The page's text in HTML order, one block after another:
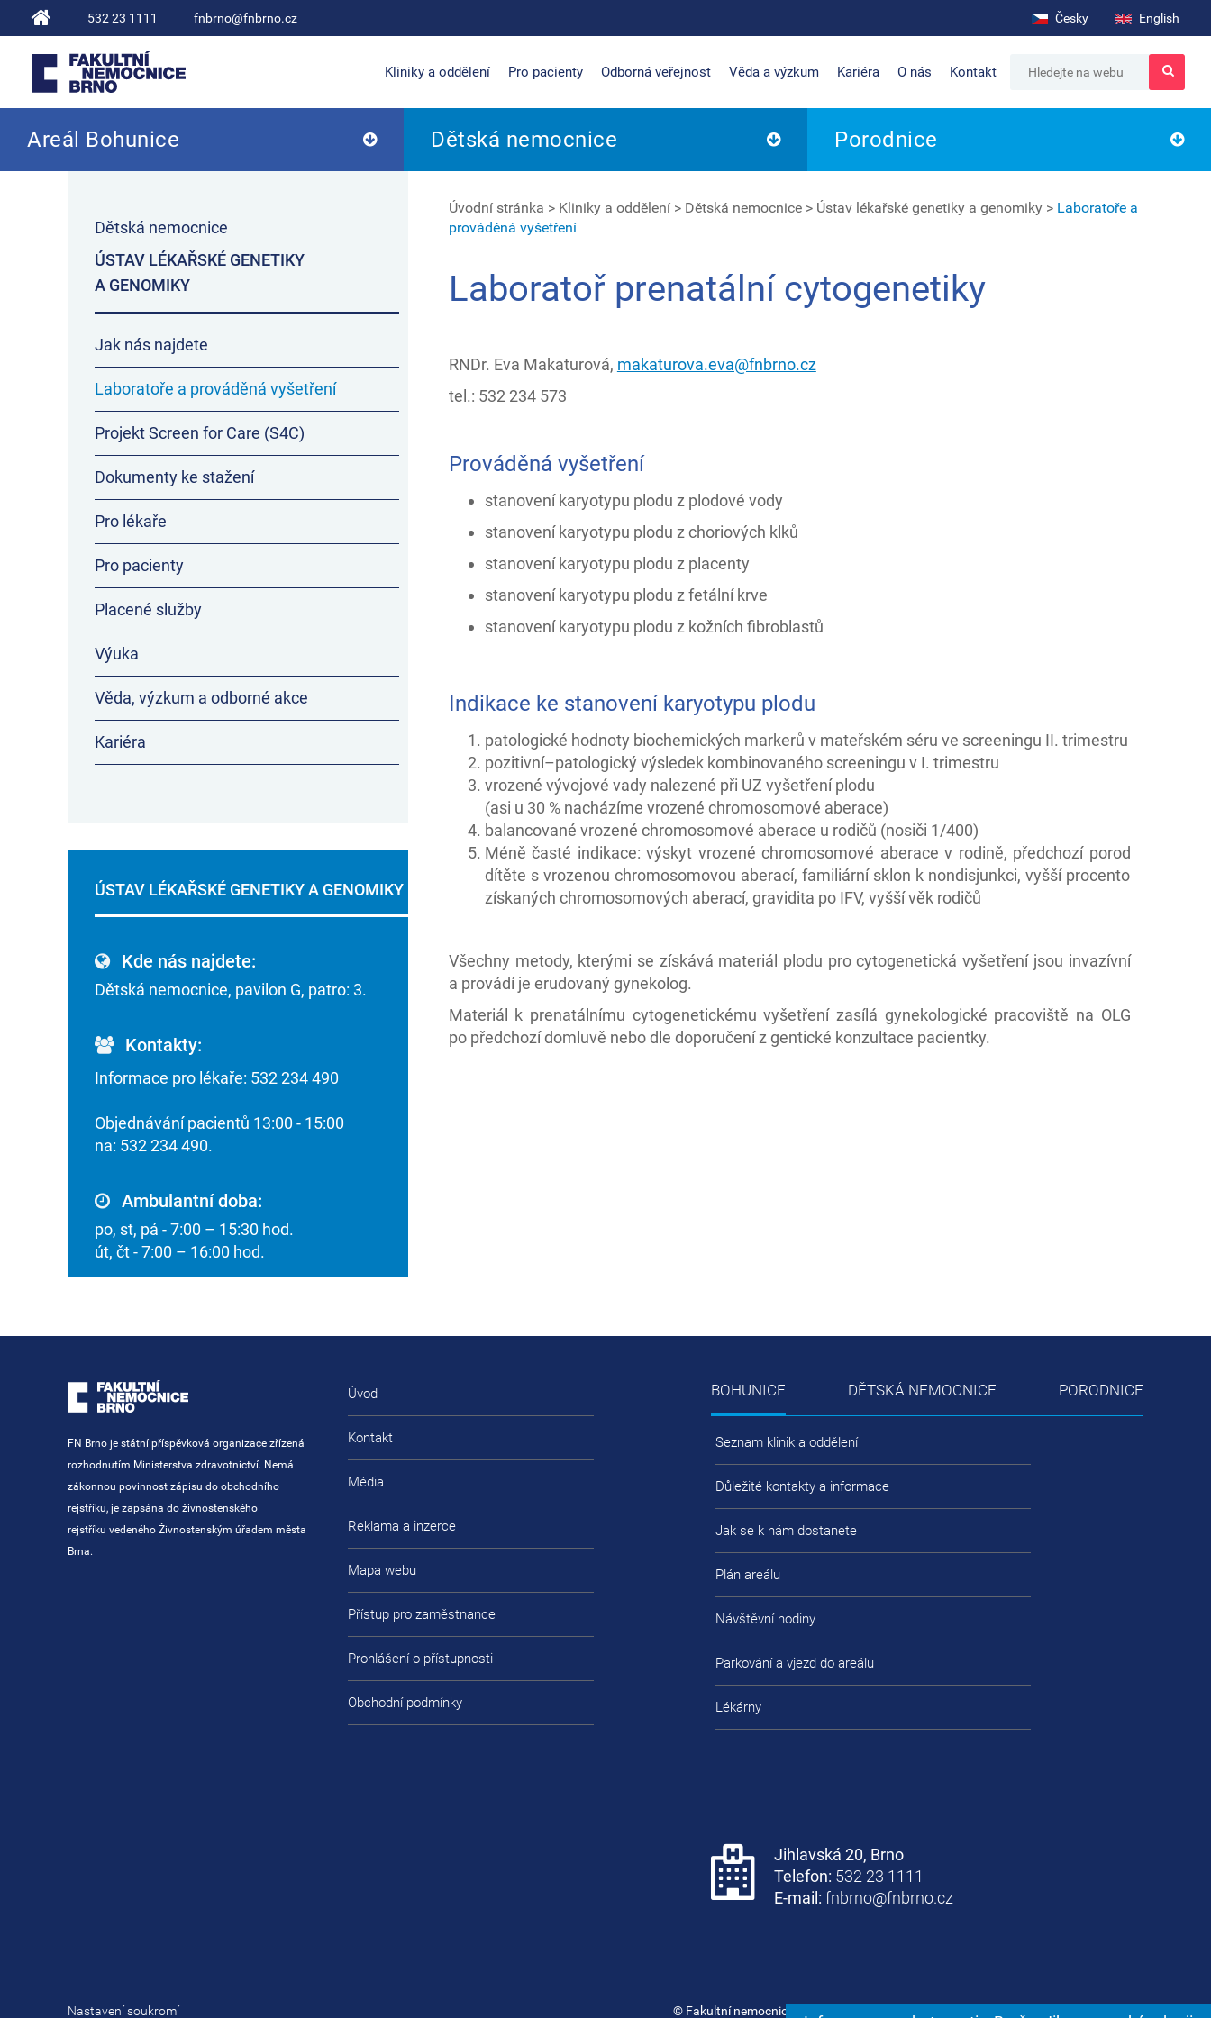
532 23 1111 fnbrno@fnbrno.cz Česky English
Fakultní nemocnice Brno
Kliniky a oddělení Pro pacienty Odborná veřejnost Věda a výzkum Kariéra O nás Kontakt
Areál Bohunice Dětská nemocnice Porodnice
Úvodní stránka > Kliniky a oddělení> Dětská nemocnice> Ústav lékařské genetiky a genomiky> Laboratoře a
prováděná vyšetření
Laboratoř prenatální cytogenetiky
RNDr. Eva Makaturová, makaturova.eva@fnbrno.cz
tel.: 532 234 573
Prováděná vyšetření
stanovení karyotypu plodu z plodové vody
stanovení karyotypu plodu z choriových klků
stanovení karyotypu plodu z placenty
stanovení karyotypu plodu z fetální krve
stanovení karyotypu plodu z kožních fibroblastů
Indikace ke stanovení karyotypu plodu
patologické hodnoty biochemických markerů v mateřském séru ve screeningu II. trimestru
pozitivní–patologický výsledek kombinovaného screeningu v I. trimestru
vrozené vývojové vady nalezené při UZ vyšetření plodu
(asi u 30 % nacházíme vrozené chromosomové aberace)
balancované vrozené chromosomové aberace u rodičů (nosiči 1/400)
Méně časté indikace: výskyt vrozené chromosomové aberace v rodině, předchozí porod
dítěte s vrozenou chromosomovou aberací, familiární sklon k nondisjunkci, vyšší procento
získaných chromosomových aberací, gravidita po IFV, vyšší věk rodičů
Všechny metody, kterými se získává materiál plodu pro cytogenetická vyšetření jsou invazívní
a provádí je erudovaný gynekolog.
Materiál k prenatálnímu cytogenetickému vyšetření zasílá gynekologické pracoviště na OLG
po předchozí domluvě nebo dle doporučení z gentické konzultace pacientky.
Dětská nemocnice
ÚSTAV LÉKAŘSKÉ GENETIKY
A GENOMIKY
Jak nás najdete
Laboratoře a prováděná vyšetření
Projekt Screen for Care (S4C)
Dokumenty ke stažení
Pro lékaře
Pro pacienty
Placené služby
Výuka
Věda, výzkum a odborné akce
Kariéra
ÚSTAV LÉKAŘSKÉ GENETIKY A GENOMIKY
Kde nás najdete:
Dětská nemocnice, pavilon G, patro: 3.
Kontakty:
Informace pro lékaře: 532 234 490
Objednávání pacientů 13:00 - 15:00
na: 532 234 490.
Ambulantní doba:
po, st, pá - 7:00 – 15:30 hod.
út, čt - 7:00 – 16:00 hod.
FN Brno je státní příspěvková organizace zřízená
rozhodnutím Ministerstva zdravotnictví. Nemá
zákonnou povinnost zápisu do obchodního
rejstříku, je zapsána do živnostenského
rejstříku vedeného Živnostenským úřadem města
Brna.
Úvod
Kontakt
Média
Reklama a inzerce
Mapa webu
Přístup pro zaměstnance
Prohlášení o přístupnosti
Obchodní podmínky
BOHUNICE DĚTSKÁ NEMOCNICE PORODNICE
Seznam klinik a oddělení
Důležité kontakty a informace
Jak se k nám dostanete
Plán areálu
Návštěvní hodiny
Parkování a vjezd do areálu
Lékárny
Jihlavská 20, Brno
Telefon: 532 23 1111
E-mail:fnbrno@fnbrno.cz
Nastavení soukromí © Fakultní nemocnice Brno. Všechna práva vyhrazena.